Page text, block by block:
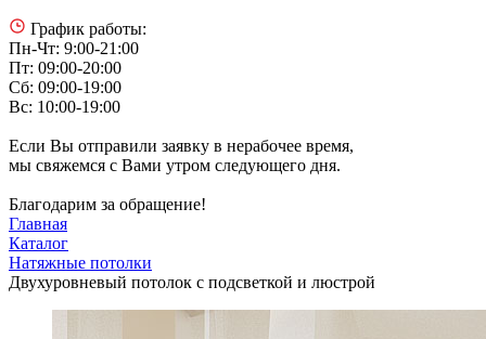
График работы:
Пн-Чт: 9:00-21:00
Пт: 09:00-20:00
Сб: 09:00-19:00
Вс: 10:00-19:00
Если Вы отправили заявку в нерабочее время,
мы свяжемся с Вами утром следующего дня.
Благодарим за обращение!
Главная
Каталог
Натяжные потолки
Двухуровневый потолок с подсветкой и люстрой